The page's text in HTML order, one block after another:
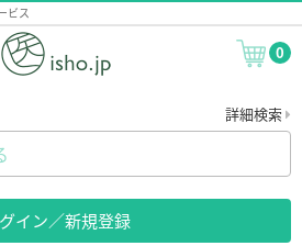
ビス
0
詳細検索
イン／新規登録